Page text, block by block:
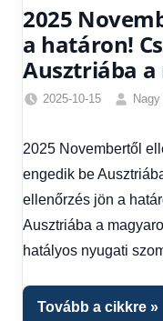
2025
a határon!
Ausztriába
2025-10-15
2025 Novembertől
engedik be
ellenőrzés jön a
Ausztriába a
hatályos nyugati
Tovább a cikkre